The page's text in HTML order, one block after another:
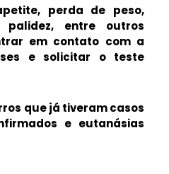
perda de peso,
palidez, entre outros
em contato com a
e solicitar o teste
que já tiveram casos
e eutanásias